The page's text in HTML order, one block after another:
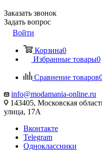
Заказать звонок
Задать вопрос
Войти
Корзина0
Избранные товары0
Сравнение товаров
info@modamania-online.ru
143405, Московская
улица, 17А
Вконтакте
Telegram
Одноклассники